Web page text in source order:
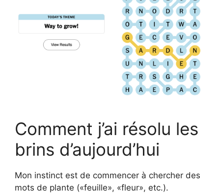
Comment j’ai résolu les
brins d’aujourd’hui
Mon instinct est de commencer à chercher des
mots de plante («feuille», «fleur», etc.).